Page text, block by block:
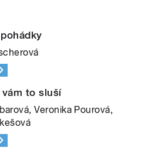
to sluší
Veronika Pourová,